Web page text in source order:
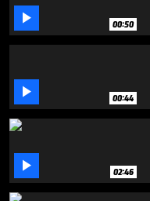
2
minutes,
46
seconds
 00:50
 00:44
 02:46